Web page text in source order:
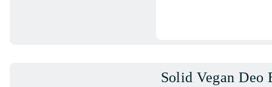
Solid Vegan Deo